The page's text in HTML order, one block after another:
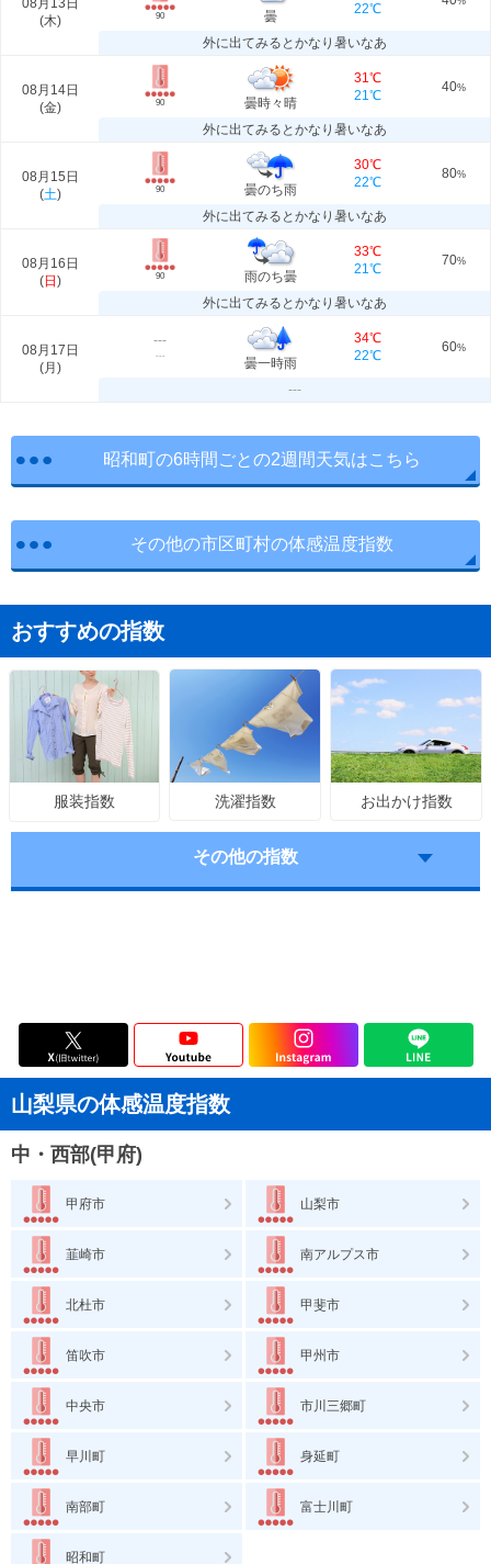
08月13日
(木) 90 曇
22℃
外に出てみるとかなり暑いなあ
08月14日
(金) 90 曇時々晴
31℃
21℃
40%
外に出てみるとかなり暑いなあ
08月15日
(土) 90 曇のち雨
30℃
22℃
80%
外に出てみるとかなり暑いなあ
08月16日
(日 ) 90 雨のち曇
33℃
21℃
70%
外に出てみるとかなり暑いなあ
08月17日
(月 )
---
---
曇一時雨
34℃
22℃
60%
---
昭和町の6時間ごとの2週間天気はこちら
その他の市区町村の体感温度指数
おすすめの指数
服装指数 洗濯指数 お出かけ指数
その他の指数
山梨県の体感温度指数
中・西部(甲府)
甲府市 山梨市
韮崎市 南アルプス市
北杜市 甲斐市
笛吹市 甲州市
中央市 市川三郷町
早川町 身延町
南部町 富士川町
昭和町